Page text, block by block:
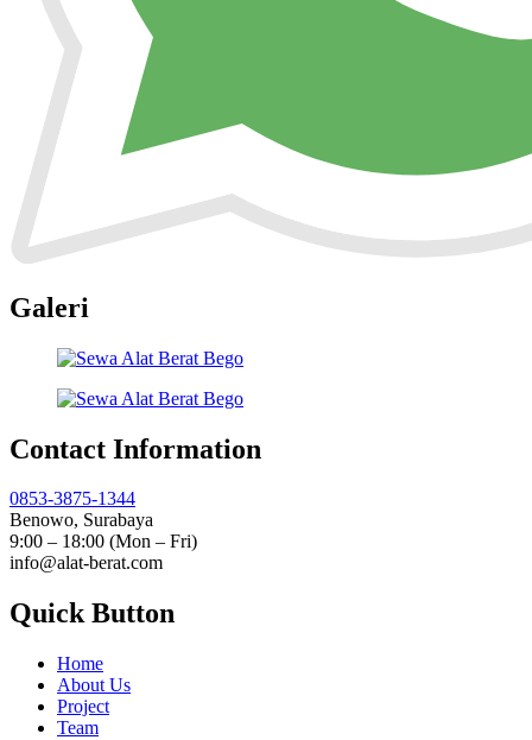
Galeri
Contact Information
0853-3875-1344
Benowo, Surabaya
9:00 – 18:00 (Mon – Fri)
info@alat-berat.com
Quick Button
Home
About Us
Project
Team